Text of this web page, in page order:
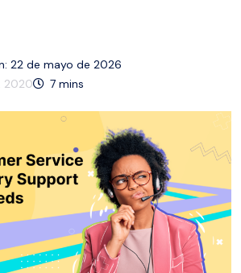
22 de mayo de 2026
2020 7 mins